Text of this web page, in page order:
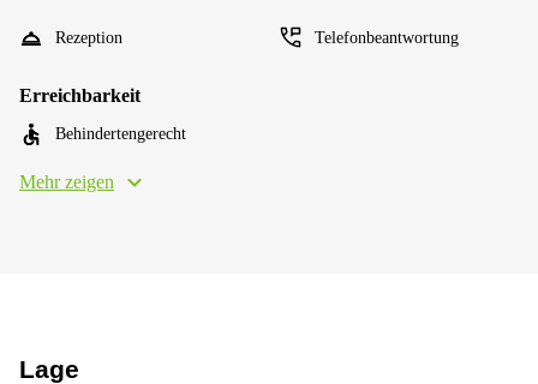
Rezeption Telefonbeantwortung
Erreichbarkeit
Behindertengerecht
Mehr zeigen
Lage